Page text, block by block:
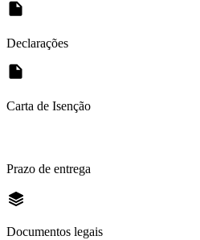
Declarações
Carta de Isenção
Prazo de entrega
Documentos legais